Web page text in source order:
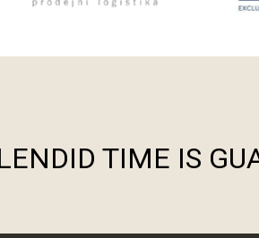
TIME IS